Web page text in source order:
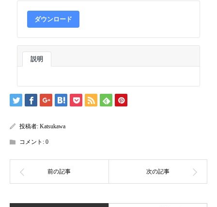
ダウンロード
説明
投稿者: Katsukawa
コメント: 0